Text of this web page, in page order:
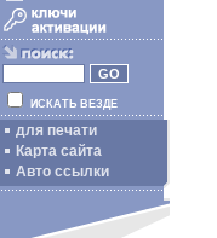
ИСКАТЬ ВЕЗДЕ
для печати
Карта сайта
Авто ссылки